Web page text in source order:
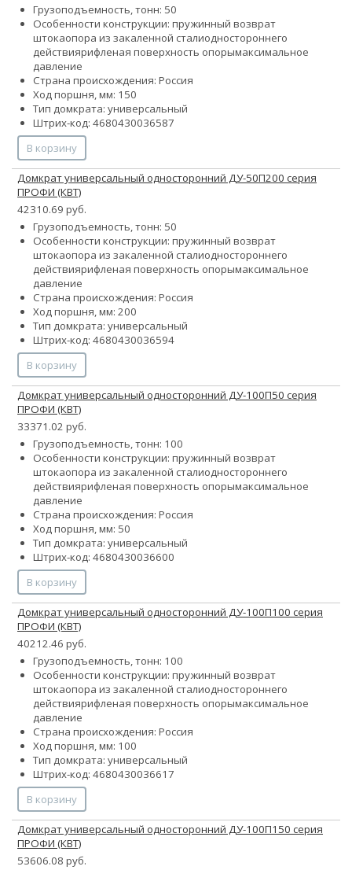
Грузоподъемность, тонн: 50
Особенности конструкции: пружинный возврат
штокаопора из закаленной сталиодностороннего
действиярифленая поверхность опорымаксимальное
давление
Страна происхождения: Россия
Ход поршня, мм: 150
Тип домкрата: универсальный
Штрих-код: 4680430036587
В корзину
Домкрат универсальный односторонний ДУ-50П200 серия
ПРОФИ (КВТ)
42310.69 руб.
Грузоподъемность, тонн: 50
Особенности конструкции: пружинный возврат
штокаопора из закаленной сталиодностороннего
действиярифленая поверхность опорымаксимальное
давление
Страна происхождения: Россия
Ход поршня, мм: 200
Тип домкрата: универсальный
Штрих-код: 4680430036594
В корзину
Домкрат универсальный односторонний ДУ-100П50 серия
ПРОФИ (КВТ)
33371.02 руб.
Грузоподъемность, тонн: 100
Особенности конструкции: пружинный возврат
штокаопора из закаленной сталиодностороннего
действиярифленая поверхность опорымаксимальное
давление
Страна происхождения: Россия
Ход поршня, мм: 50
Тип домкрата: универсальный
Штрих-код: 4680430036600
В корзину
Домкрат универсальный односторонний ДУ-100П100 серия
ПРОФИ (КВТ)
40212.46 руб.
Грузоподъемность, тонн: 100
Особенности конструкции: пружинный возврат
штокаопора из закаленной сталиодностороннего
действиярифленая поверхность опорымаксимальное
давление
Страна происхождения: Россия
Ход поршня, мм: 100
Тип домкрата: универсальный
Штрих-код: 4680430036617
В корзину
Домкрат универсальный односторонний ДУ-100П150 серия
ПРОФИ (КВТ)
53606.08 руб.